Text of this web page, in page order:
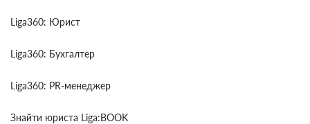
Liga360: Юрист
Liga360: Бухгалтер
Liga360: PR-менеджер
Знайти юриста Liga:BOOK